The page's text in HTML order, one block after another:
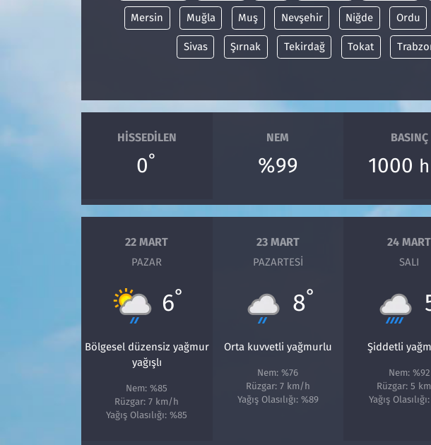
Mersin Muğla Muş Nevşehir Niğde Ordu
Sivas Şırnak Tekirdağ Tokat
HISSEDILEN
0°
NEM
%99
BASINÇ
1000
22 MART
PAZAR
6°
Bölgesel düzensiz yağmur
yağışlı
Nem: %85
Rüzgar: 7 km/h
Yağış Olasılığı: %85
23 MART
PAZARTESI
8°
Orta kuvvetli yağmurlu
Nem: %76
Rüzgar: 7 km/h
Yağış Olasılığı: %89
24 MART
SALI
Şiddetli
Nem: %92
Rüzgar: 5
Yağış